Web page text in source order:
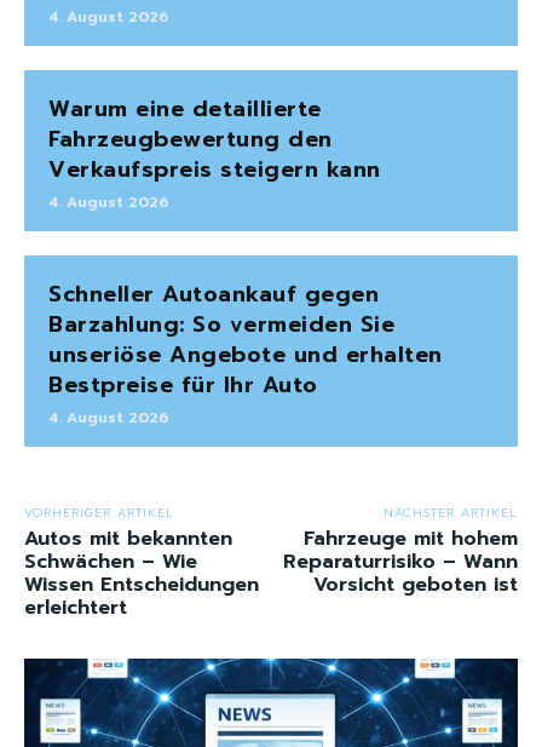
4. August 2026
Warum eine detaillierte
Fahrzeugbewertung den
Verkaufspreis steigern kann
4. August 2026
Schneller Autoankauf gegen
Barzahlung: So vermeiden Sie
unseriöse Angebote und erhalten
Bestpreise für Ihr Auto
4. August 2026
VORHERIGER ARTIKEL
Autos mit bekannten
Schwächen – Wie
Wissen Entscheidungen
erleichtert
NÄCHSTER ARTIKEL
Fahrzeuge mit hohem
Reparaturrisiko – Wann
Vorsicht geboten ist